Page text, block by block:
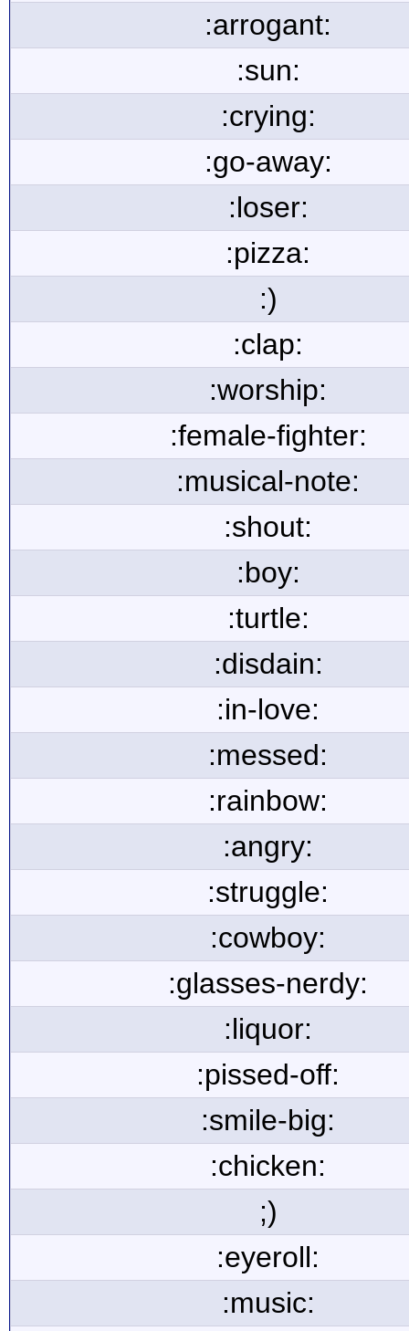
:arrogant:
:sun:
:crying:
:go-away:
:loser:
:pizza:
:)
:clap:
:worship:
:female-fighter:
:musical-note:
:shout:
:boy:
:turtle:
:disdain:
:in-love:
:messed:
:rainbow:
:angry:
:struggle:
:cowboy:
:glasses-nerdy:
:liquor:
:pissed-off:
:smile-big:
:chicken:
;)
:eyeroll:
:music: